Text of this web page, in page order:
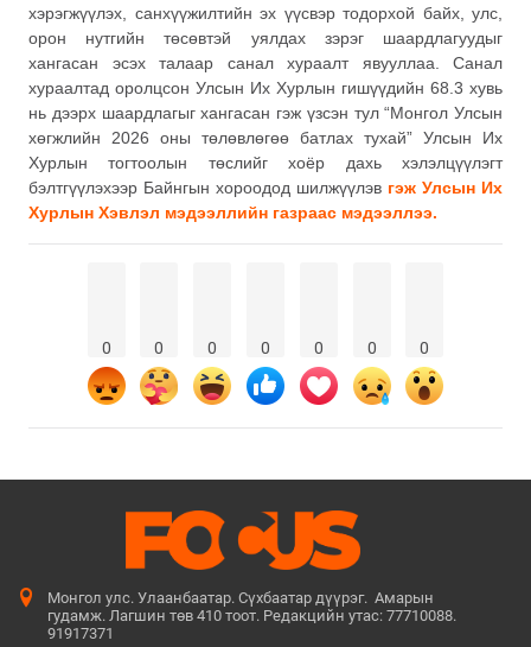
хэрэгжүүлэх, санхүүжилтийн эх үүсвэр тодорхой байх, улс,
орон нутгийн төсөвтэй уялдах зэрэг шаардлагуудыг
хангасан эсэх талаар санал хураалт явууллаа. Санал
хураалтад оролцсон Улсын Их Хурлын гишүүдийн 68.3 хувь
нь дээрх шаардлагыг хангасан гэж үзсэн тул “Монгол Улсын
хөгжлийн 2026 оны төлөвлөгөө батлах тухай” Улсын Их
Хурлын тогтоолын төслийг хоёр дахь хэлэлцүүлэгт
бэлтгүүлэхээр Байнгын хороодод шилжүүлэв гэж Улсын Их
Хурлын Хэвлэл мэдээллийн газраас мэдээллээ.
0 0 0 0 0 0 0
Монгол улс. Улаанбаатар. Сүхбаатар дүүрэг. Амарын
гудамж. Лагшин төв 410 тоот. Редакцийн утас: 77710088.
91917371